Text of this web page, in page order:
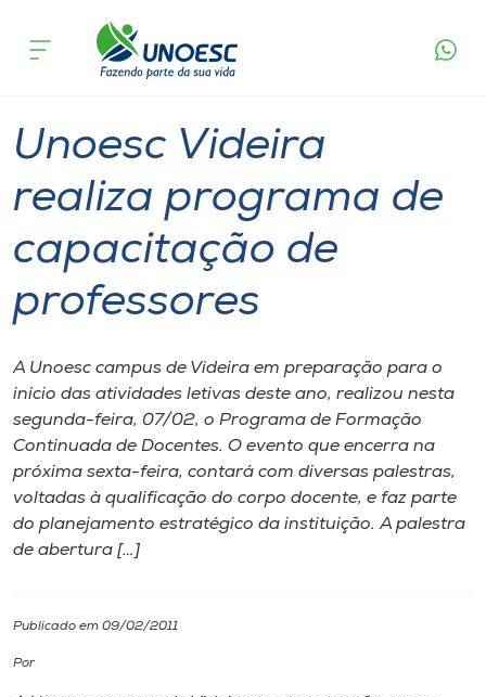
Cursos
Atendimento ao Estudante
Portal de Ensino
A
Internacionalização
I.nova
Cultura
acontece
Unoesc Videira
realiza programa de
capacitação de
professores
A Unoesc campus de Videira em preparação para o
início das atividades letivas deste ano, realizou nesta
segunda-feira, 07/02, o Programa de Formação
Continuada de Docentes. O evento que encerra na
próxima sexta-feira, contará com diversas palestras,
voltadas à qualificação do corpo docente, e faz parte
do planejamento estratégico da instituição. A palestra
de abertura […]
Publicado em 09/02/2011
Por